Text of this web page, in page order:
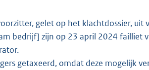
gelet op het klachtdossier, uit
bedrijf] zijn op 23 april 2024 failliet
getaxeerd, omdat deze mogelijk